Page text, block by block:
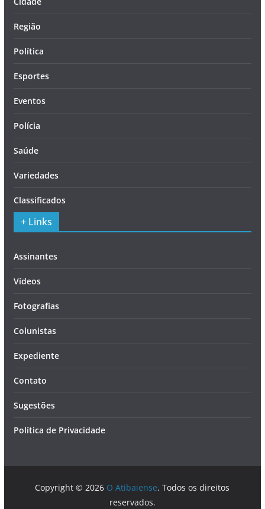
Região
Política
Esportes
Eventos
Polícia
Saúde
Variedades
Classificados
+ Links
Assinantes
Vídeos
Fotografias
Colunistas
Expediente
Contato
Sugestões
Política de Privacidade
Copyright © 2026 O Atibaiense. Todos os direitos
reservados.